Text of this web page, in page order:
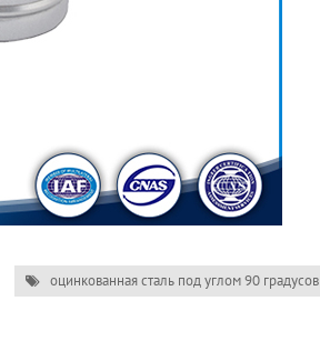
оцинкованная сталь под углом 90 градусов